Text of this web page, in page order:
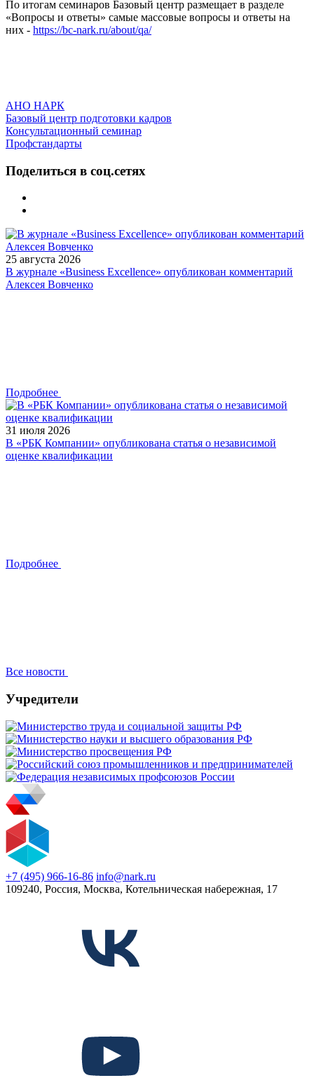
По итогам семинаров Базовый центр размещает в разделе
«Вопросы и ответы» самые массовые вопросы и ответы на
них - https://bc-nark.ru/about/qa/
АНО НАРК
Базовый центр подготовки кадров
Консультационный семинар
Профстандарты
Поделиться в соц.сетях
25 августа 2026
В журнале «Business Excellence» опубликован комментарий
Алексея Вовченко
Подробнее
31 июля 2026
В «РБК Компании» опубликована статья о независимой
оценке квалификации
Подробнее
Все новости
Учредители
+7 (495) 966-16-86 info@nark.ru
109240, Россия, Москва, Котельническая набережная, 17